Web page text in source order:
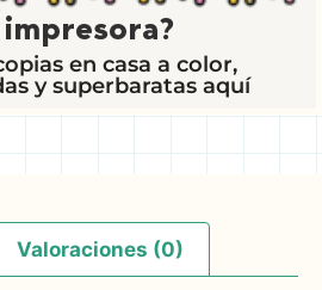
impresora?
en casa a color,
y superbaratas aquí
Valoraciones (0)